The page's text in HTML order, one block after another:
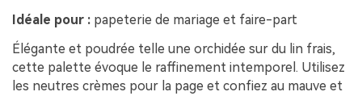
Idéale pour : papeterie de mariage et faire-part
Élégante et poudrée telle une orchidée sur du lin frais,
cette palette évoque le raffinement intemporel. Utilisez
les neutres crèmes pour la page et confiez au mauve et